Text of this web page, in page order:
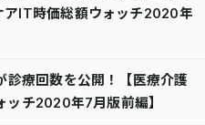
アIT時価総額ウォッチ2020年
診療回数を公開！【医療介護
チ2020年7月版前編】